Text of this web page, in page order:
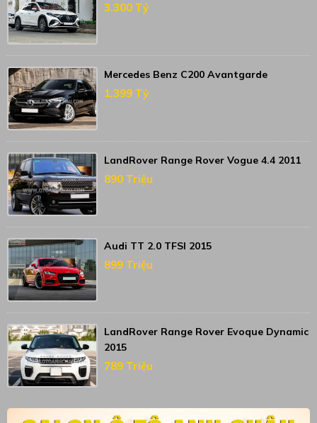
3.300 Tỷ
Mercedes Benz C200 Avantgarde
1.399 Tỷ
LandRover Range Rover Vogue 4.4 2011
890 Triệu
Audi TT 2.0 TFSI 2015
899 Triệu
LandRover Range Rover Evoque Dynamic
2015
789 Triệu